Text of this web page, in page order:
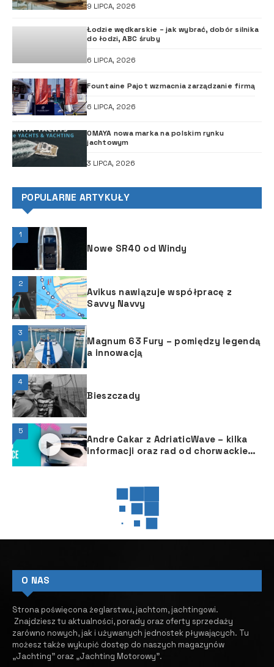
9 LIPCA, 2026
Łodzie wędkarskie – jak wybrać, dobór silnika
do łodzi, ABC śruby
6 LIPCA, 2026
Fountaine Pajot wzmacnia zarządzanie firmą
6 LIPCA, 2026
OMAYA nowa marka na polskim rynku
jachtowym
3 LIPCA, 2026
POPULARNE ARTYKUŁY
1
Nowe SR40 od Windy
2
Avikus nawiązuje współpracę z
Savvy Navvy
3
Magnum 63 Fury – pomiędzy legendą
a innowacją
4
Bieszczady
5
Andre Cakar z AdriaticWave – kilka
informacji oraz rad od chorwackiego
szwędacz
22 GRUDNIA, 2024